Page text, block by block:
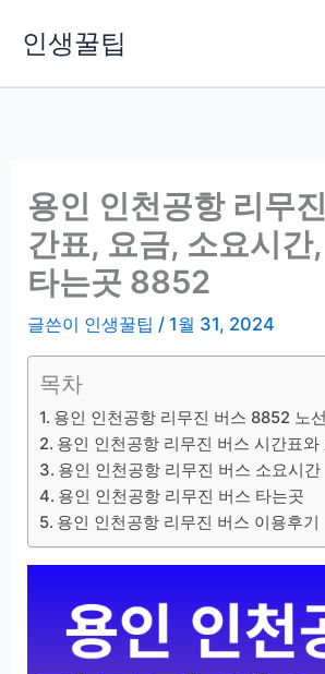
인생꿀팁
용인 인천공항 리무
간표, 요금, 소요시간
타는곳 8852
글쓴이 인생꿀팁 / 1월 31, 2024
목차
용인 인천공항 리무진 버스 8852 노
용인 인천공항 리무진 버스 시간표와
용인 인천공항 리무진 버스 소요시간
용인 인천공항 리무진 버스 타는곳
용인 인천공항 리무진 버스 이용후기